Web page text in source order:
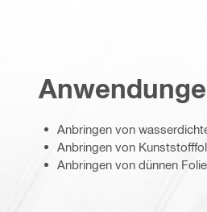
Anbringen von
Anbringen von
Anbringen von dünnen